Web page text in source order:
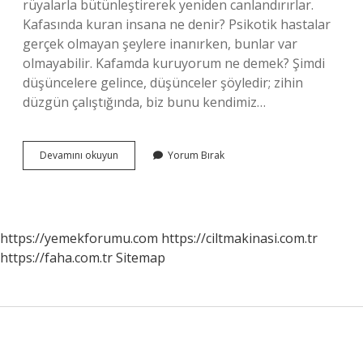
rüyalarla bütünleştirerek yeniden canlandırırlar.
Kafasında kuran insana ne denir? Psikotik hastalar
gerçek olmayan şeylere inanırken, bunlar var
olmayabilir. Kafamda kuruyorum ne demek? Şimdi
düşüncelere gelince, düşünceler şöyledir; zihin
düzgün çalıştığında, biz bunu kendimiz…
Devamını okuyun
Insan
Yorum Bırak
https://yemekforumu.com https://ciltmakinasi.com.tr
https://faha.com.trSitemap